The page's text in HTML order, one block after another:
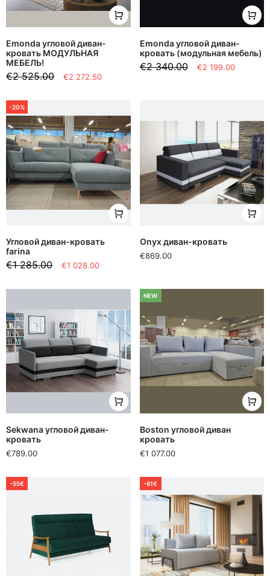
Emonda угловой диван-
кровать МОДУЛЬНАЯ
МЕБЕЛЬ!
€2 525.00 €2 272.50
Emonda угловой диван-
кровать (модульная мебель)
€2 340.00 €2 199.00
-20%
Угловой диван-кровать
farina
€1 285.00 €1 028.00
Onyx диван-кровать
€869.00
Sekwana угловой диван-
кровать
€789.00
NEW
Boston угловой диван
кровать
€1 077.00
-55€ -61€